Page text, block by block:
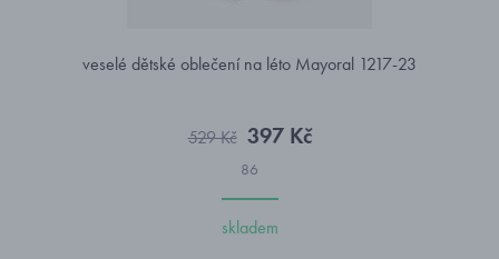
veselé dětské oblečení na léto Mayoral 1217-23
529 Kč 397 Kč
86
skladem